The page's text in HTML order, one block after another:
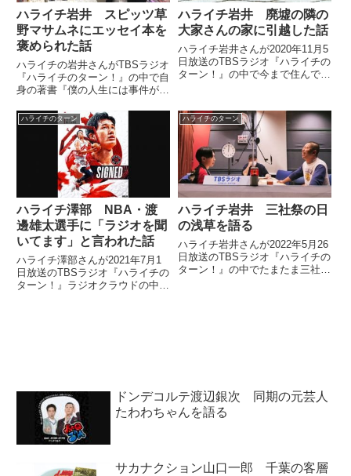
ハライチ岩井 スピッツ草
野マサムネにエッセイ本を
褒められた話
ハライチの岩井さんがTBSラジオ
『ハライチのターン！』の中で自
身の著書『僕の人生には事件が起
ネさんがラジオで褒めていた件に
ついて話していました。さいごの
一軒は丸善丸の内本店さん。また
またたくさんサインさせていた...
ハライチ岩井 廃墟の隣の
大家さんの家に引越した話
ハライチ岩井さんが2020年11月5
日放送のTBSラジオ『ハライチの
ターン！』の中で今まで住んでい
（岩井勇気）ええとね、引っ越し
ましてね。（澤部佑）ああー。な
んか、そう。それ、なん...
ハライチのターン
ハライチ澤部 NBA・渡
邊雄太選手に「ラジオを聞
いてます」と言われた話
ハライチ澤部さんが2021年7月1
日放送のTBSラジオ『ハライチの
ターン！』ラジオクラウドの中で
ハライチのターン
ハライチ岩井 三社祭の日
の浅草を語る
ハライチ岩井さんが2022年5月26
日放送のTBSラジオ『ハライチの
ターン！』の中でたまたま三社祭
ドンデコルテ渡辺銀次 同期の元芸人
たわわちゃんを語る
サカナクション山口一郎 千葉の客層